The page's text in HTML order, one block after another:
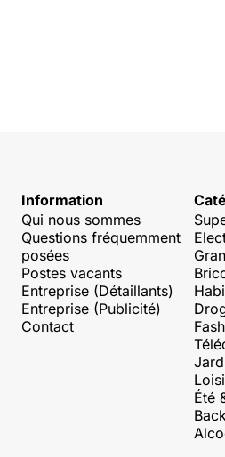
Information
Qui nous sommes
Questions fréquemment
posées
Postes vacants
Entreprise (Détaillants)
Entreprise (Publicité)
Contact
Été